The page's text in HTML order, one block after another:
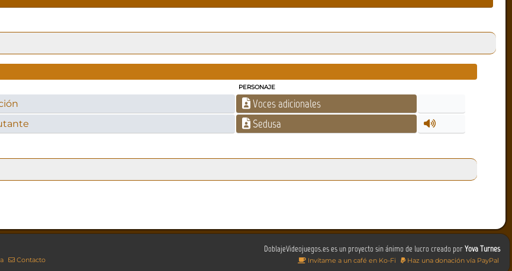
PERSONAJE
Voces adicionales
Sedusa
DoblajeVideojuegos.es es un proyecto sin ánimo de lucro creado porYova Turnes
Invítame a un café en Ko-Fi Haz una donación vía PayPal
Contacto